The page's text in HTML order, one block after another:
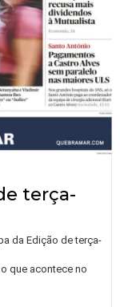
terça-
da Edição de terça-
que acontece no